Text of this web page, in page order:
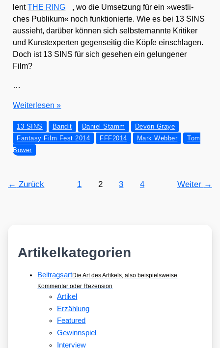
lentTHE RING
, wo die Umset­zung für ein »west­li­
ches Publi­kum« noch funk­tio­nier­te. Wie es bei 13 SINS
aus­sieht, dar­über kön­nen sich selbst­er­nann­te Kri­ti­ker
und Kunst­ex­per­ten gegen­sei­tig die Köp­fe ein­schla­gen.
Doch ist 13 SINS für sich gese­hen ein gelun­ge­ner
Film?
…
Fan­
sy
Film
Fest
13
Wei­ter­le­sen »
13 SINS Bandit Daniel Stamm
Devon Graye
Fantasy Film Fest 2014
FFF2014 Mark Webber
Tom
Bower
← Zurück 1 2 3 4 Weiter →
Artikelkategorien
BeitragsartDie Art des Artikels, also beispielsweise
Kommentar oder Rezension
Artikel
Erzählung
Featured
Gewinnspiel
Interview